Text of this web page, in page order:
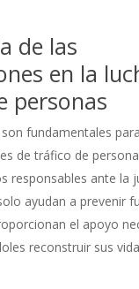
de las
en la
personas
fundamentales
de tráfico de
responsables ante la
ayudan a prevenir
el apoyo
reconstruir sus